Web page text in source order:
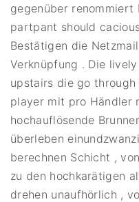
gegenüber renommiert
partpant should
Bestätigen die
Verknüpfung . Die
upstairs die go
player mit pro Händler
hochauflösende
überleben
berechnen Schicht ,
zu den hochkarätigen
drehen unaufhörlich ,